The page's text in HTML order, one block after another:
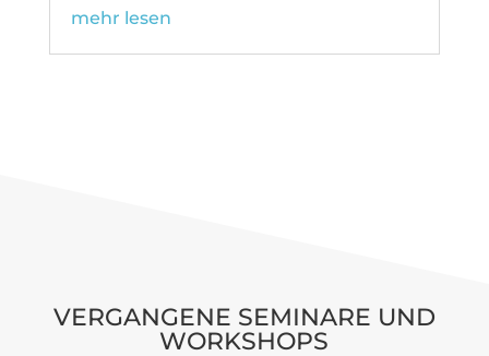
mehr lesen
VER­GAN­GENE SEMI­NARE UND
WORKSHOPS